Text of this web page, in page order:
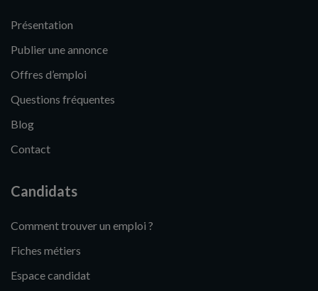
Présentation
Publier une annonce
Offres d’emploi
Questions fréquentes
Blog
Contact
Candidats
Comment trouver un emploi ?
Fiches métiers
Espace candidat